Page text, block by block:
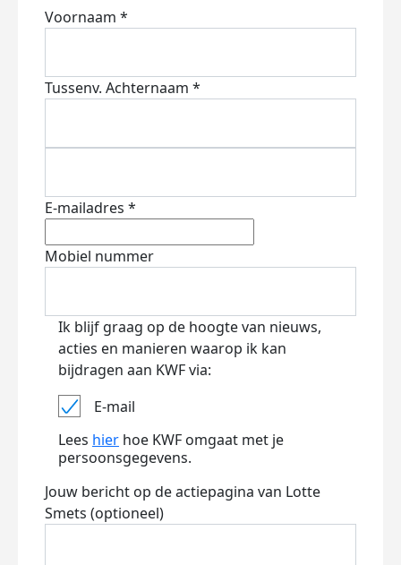
Voornaam *
Tussenv. Achternaam *
E-mailadres *
Mobiel nummer
Ik blijf graag op de hoogte van nieuws,
acties en manieren waarop ik kan
bijdragen aan KWF via:
E-mail
Lees hier hoe KWF omgaat met je
persoonsgegevens.
Jouw bericht op de actiepagina van Lotte
Smets (optioneel)